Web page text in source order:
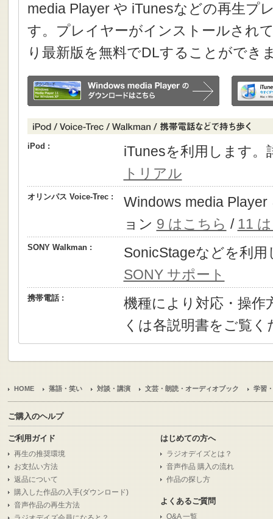
media Player や iTunesなどの再生プ
す。プレイヤーがインストールされ
り最新版を無料でDLすることができ
iPod :
iTunesを利用します
トリアル
オリンパス Voice-Trec :
Windows media
ョン 9 はこちら / 11
SONY Walkman :
SonicStageなどを利
SONY サポート
携帯電話 :
機種により対応・操作
くは各説明書をご覧く
HOME 落語・笑い 対談・講演 文芸・朗読・オーディオブック 学習
ご購入のヘルプ
ご利用ガイド
再生の推奨環境
お支払い方法
返品について
購入した作品の入手(ダウンロード)
音声作品の再生方法
はじめての方へ
ラジオデイズとは？
音声作品 購入の流れ
作品の探し方
よくあるご質問
Q&A 一覧